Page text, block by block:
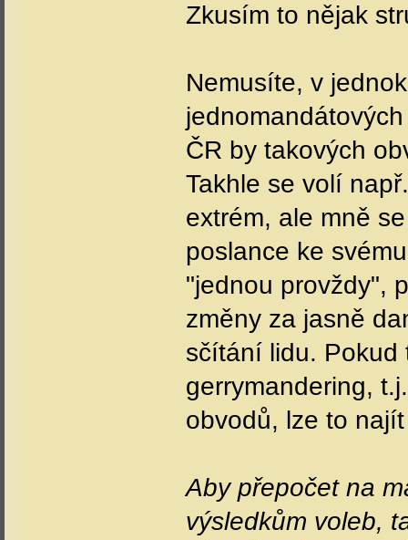
Zkusím to nějak
Nemusíte, v
ČR by takových
Takhle se volí
extrém, ale mně
poslance ke
"jednou provždy",
změny za jasně
sčítání lidu.
gerrymandering,
obvodů, lze to
Aby přepočet na
výsledkům voleb,